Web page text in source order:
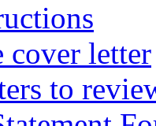
letter
to